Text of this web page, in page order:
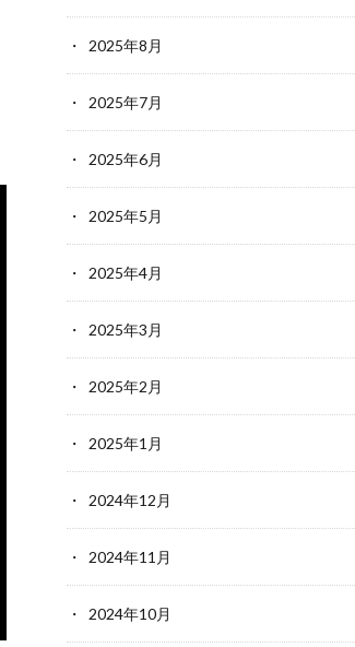
2025年8月
2025年7月
2025年6月
2025年5月
2025年4月
2025年3月
2025年2月
2025年1月
2024年12月
2024年11月
2024年10月